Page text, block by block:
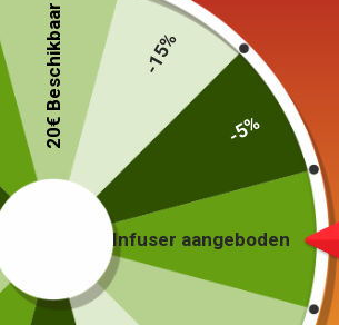
Japanse theepot
Kyusu Tokoname 390ml
19 in voorraad
Infuser aangeboden
20€ Beschikbaar -15%
-5%